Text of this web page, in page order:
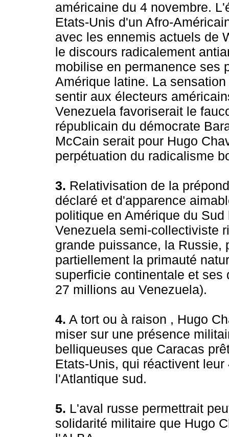
américaine du 4 novembre.
Etats-Unis d'un Afro-
avec les ennemis actuels de
le discours radicalement
mobilise en permanence ses
Amérique latine. La
sentir aux électeurs
Venezuela favoriserait le
républicain du démocrate
McCain serait pour Hugo
perpétuation du radicalisme
3. Relativisation de la
déclaré et d'apparence
politique en Amérique du
Venezuela semi-collectiviste
grande puissance, la Russie,
partiellement la primauté
superficie continentale et
27 millions au Venezuela).
4. A tort ou à raison , Hugo
miser sur une présence
belliqueuses que Caracas
Etats-Unis, qui réactivent
l'Atlantique sud.
5. L'aval russe permettrait
solidarité militaire que Hugo